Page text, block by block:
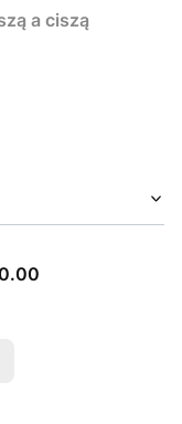
a ciszą